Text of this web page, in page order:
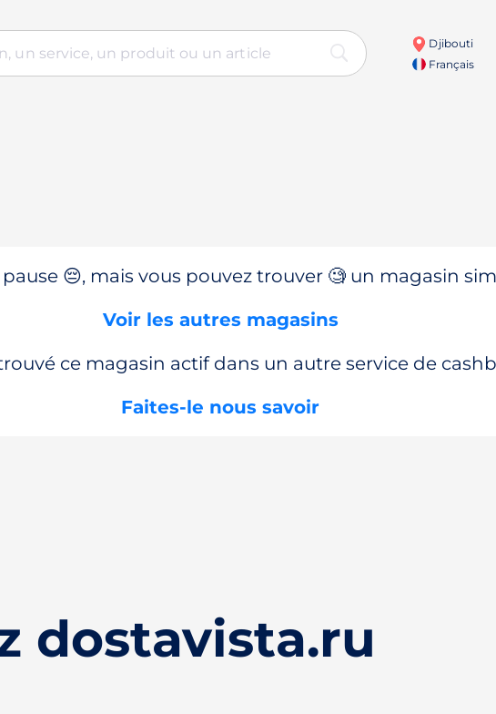
Djibouti
Français
😔, mais vous pouvez trouver 🧐 un magasin
Voir les autres magasins
ce magasin actif dans un autre service de
Faites-le nous savoir
dostavista.ru